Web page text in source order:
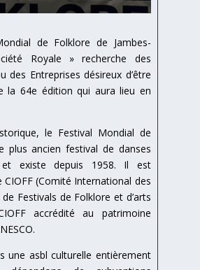
de Folklore de Jambes-
Royale » recherche des
des Entreprises désireux d’être
la 64e édition qui aura lieu en
le Festival Mondial de
plus ancien festival de danses
existe depuis 1958. Il est
CIOFF (Comité International des
Festivals de Folklore et d’arts
accrédité au patrimoine
une asbl culturelle entièrement